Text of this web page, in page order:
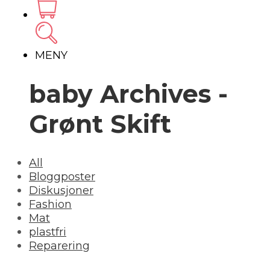
MENY
baby Archives -
Grønt Skift
All
Bloggposter
Diskusjoner
Fashion
Mat
plastfri
Reparering